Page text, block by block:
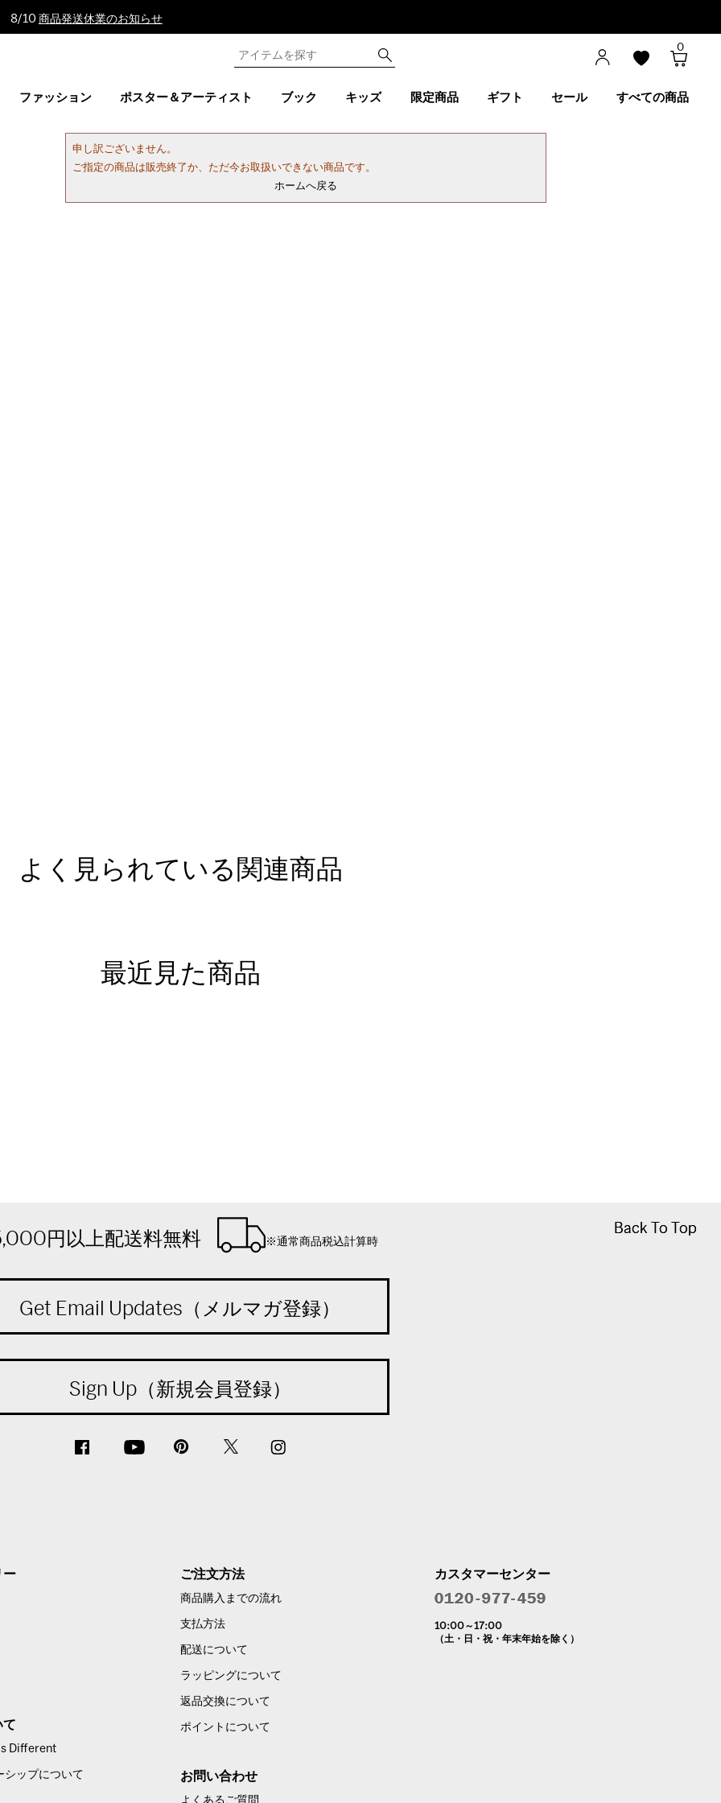
8/10 商品発送休業のお知らせ
0
ファッション ポスター＆アーティスト ブック キッズ 限定商品 ギフト セール すべての商品
申し訳ございません。
ご指定の商品は販売終了か、ただ今お取扱いできない商品です。
ホームへ戻る
よく見られている関連商品
最近見た商品
Back To Top
Back To Top
円以上配送料無料 ※通常商品税込計算時
Get Email Updates（メルマガ登録）
Sign Up（新規会員登録）
ー
て
Different
シップについて
ご注文方法
商品購入までの流れ
支払方法
配送について
ラッピングについて
返品交換について
ポイントについて
お問い合わせ
よくあるご質問
カスタマーセンター
10:00～17:00
（土・日・祝・年末年始を除く）